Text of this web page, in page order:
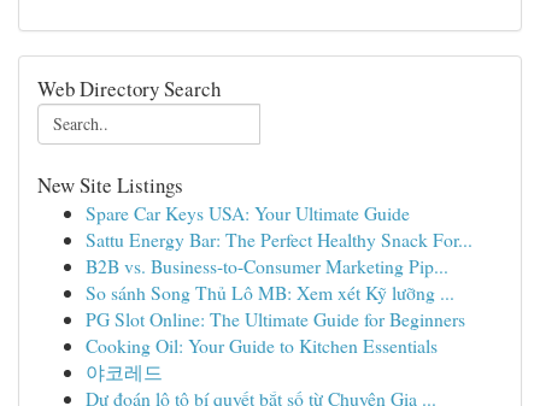
Web Directory Search
New Site Listings
Spare Car Keys USA: Your Ultimate Guide
Sattu Energy Bar: The Perfect Healthy Snack For...
B2B vs. Business-to-Consumer Marketing Pip...
So sánh Song Thủ Lô MB: Xem xét Kỹ lưỡng ...
PG Slot Online: The Ultimate Guide for Beginners
Cooking Oil: Your Guide to Kitchen Essentials
야코레드
Dự đoán lô tô bí quyết bắt số từ Chuyên Gia ...